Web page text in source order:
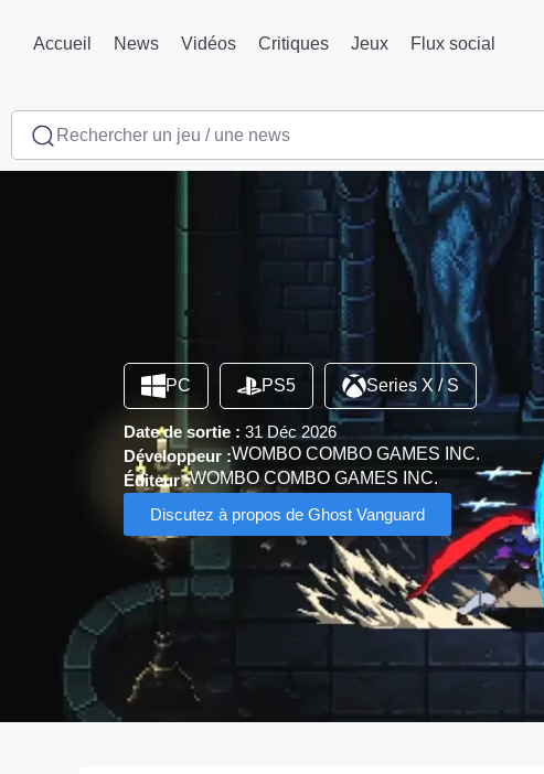
Accueil News Vidéos Critiques Jeux Flux social
Rechercher un jeu / une news
PC PS5 Series X / S
Date de sortie : 31 Déc 2026
Développeur :WOMBO COMBO GAMES INC.
Éditeur :WOMBO COMBO GAMES INC.
Discutez à propos de Ghost Vanguard